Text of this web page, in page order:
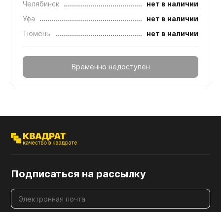
Челябинск
нет в наличии
Уфа
нет в наличии
Тюмень
нет в наличии
Временно недоступен
Подписаться на рассылку